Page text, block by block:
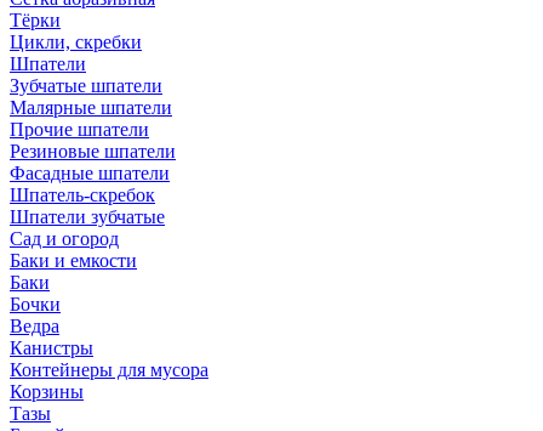
Тёрки
Цикли, скребки
Шпатели
Зубчатые шпатели
Малярные шпатели
Прочие шпатели
Резиновые шпатели
Фасадные шпатели
Шпатель-скребок
Шпатели зубчатые
Сад и огород
Баки и емкости
Баки
Бочки
Ведра
Канистры
Контейнеры для мусора
Корзины
Тазы